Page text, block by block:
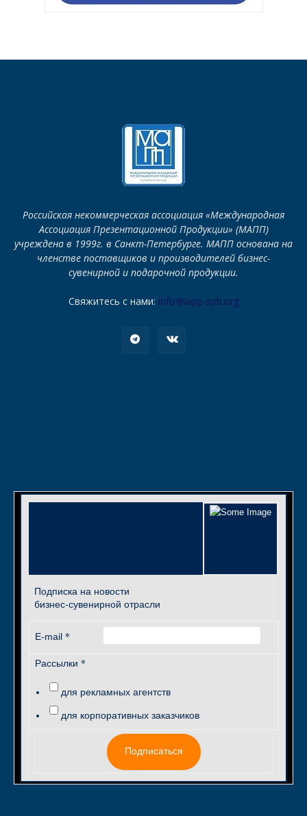
Российская некоммерческая ассоциация «Международная
Ассоциация Презентационной Продукции» (МАПП)
учреждена в 1999г. в Санкт-Петербурге. МАПП основана на
членстве поставщиков и производителей бизнес-
сувенирной и подарочной продукции.
Свяжитесь с нами: info@iapp-spb.org
Подписка на новости
бизнес-сувенирной отрасли
E-mail *
Рассылки *
для рекламных агентств
для корпоративных заказчиков
Подписаться